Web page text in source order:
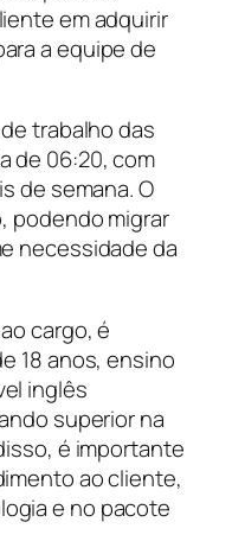
em adquirir
a equipe de
trabalho das
de 06:20, com
de semana. O
podendo migrar
necessidade da
cargo, é
18 anos, ensino
inglês
superior na
é importante
ao cliente,
e no pacote